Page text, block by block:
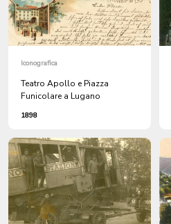
Iconografica
Teatro Apollo e Piazza
Funicolare a Lugano
1898